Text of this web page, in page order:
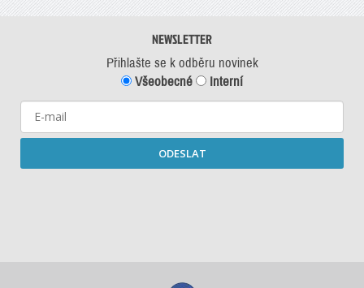
NEWSLETTER
Přihlašte se k odběru novinek
Všeobecné
Interní
ODESLAT